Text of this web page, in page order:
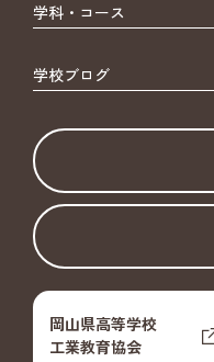
学科・コース
学校ブログ
岡山県高等学校
工業教育協会